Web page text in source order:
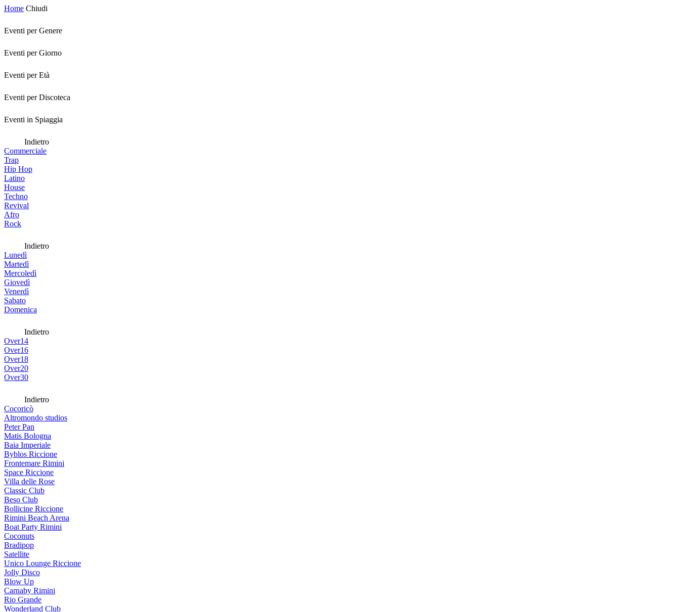
Home Chiudi
Eventi per Genere
Eventi per Giorno
Eventi per Età
Eventi per Discoteca
Eventi in Spiaggia
Indietro
Commerciale
Trap
Hip Hop
Latino
House
Techno
Revival
Afro
Rock
Indietro
Lunedì
Martedì
Mercoledì
Giovedì
Venerdì
Sabato
Domenica
Indietro
Over14
Over16
Over18
Over20
Over30
Indietro
Cocoricò
Altromondo studios
Peter Pan
Matis Bologna
Baia Imperiale
Byblos Riccione
Frontemare Rimini
Space Riccione
Villa delle Rose
Classic Club
Beso Club
Bollicine Riccione
Rimini Beach Arena
Boat Party Rimini
Coconuts
Bradipop
Satellite
Unico Lounge Riccione
Jolly Disco
Blow Up
Carnaby Rimini
Rio Grande
Wonderland Club